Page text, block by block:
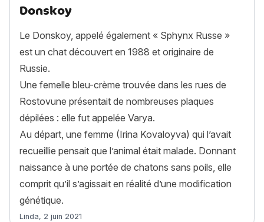
Donskoy
Le Donskoy, appelé également « Sphynx Russe »
est un chat découvert en 1988 et originaire de
Russie.
Une femelle bleu-crème trouvée dans les rues de
Rostovune présentait de nombreuses plaques
dépilées : elle fut appelée Varya.
Au départ, une femme (Irina Kovaloyva) qui l’avait
recueillie pensait que l’animal était malade. Donnant
naissance à une portée de chatons sans poils, elle
comprit qu’il s’agissait en réalité d’une modification
génétique.
Article rédigé par
Linda, 2 juin 2021